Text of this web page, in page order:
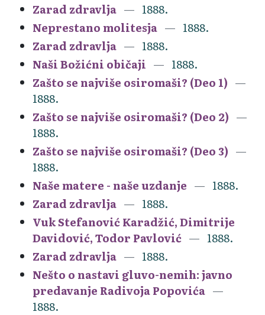
Zarad zdravlja
1888.
Neprestano molitesja
1888.
Zarad zdravlja
1888.
Naši Božićni običaji
1888.
Zašto se najviše osiromaši? (Deo 1)
1888.
Zašto se najviše osiromaši? (Deo 2)
1888.
Zašto se najviše osiromaši? (Deo 3)
1888.
Naše matere - naše uzdanje
1888.
Zarad zdravlja
1888.
Vuk Stefanović Karadžić, Dimitrije
Davidović, Todor Pavlović
1888.
Zarad zdravlja
1888.
Nešto o nastavi gluvo-nemih: javno
predavanje Radivoja Popovića
1888.